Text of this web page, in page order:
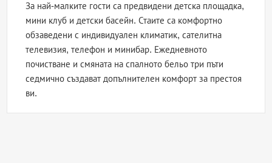
За най-малките гости са предвидени детска площадка,
мини клуб и детски басейн. Стаите са комфортно
обзаведени с индивидуален климатик, сателитна
телевизия, телефон и минибар. Ежедневното
почистване и смяната на спалното бельо три пъти
седмично създават допълнителен комфорт за престоя
ви.